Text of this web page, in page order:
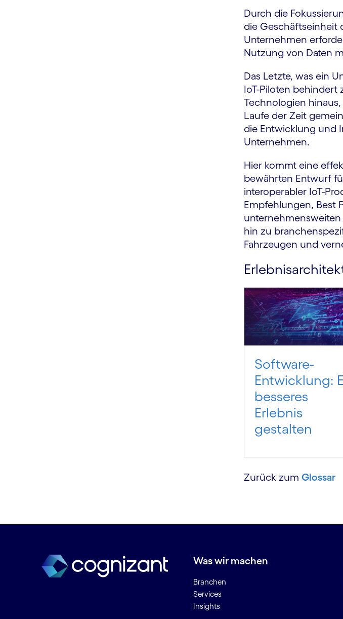
Digital Engineering
Digitale Betriebsabläufe
Digitale Erfahrungsplattform
Digitale Fertigungsanlagen
Durch die
die Geschäftseinheit
Unternehmen
Nutzung von Daten
Das Letzte, was ein
IoT-Piloten behindert
Technologien
Laufe der Zeit
die Entwicklung und
Unternehmen.
Hier kommt eine
bewährten Entwurf
interoperabler IoT-
Empfehlungen, Best
hin zu
Fahrzeugen und
Software-
Entwicklung:
besseres
Erlebnis
gestalten
Zurück zum Glossar
Was wir machen
Branchen
Services
Insights